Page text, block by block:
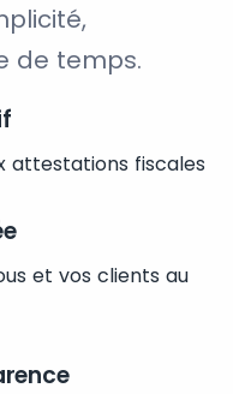
de temps.
attestations fiscales
et vos clients au